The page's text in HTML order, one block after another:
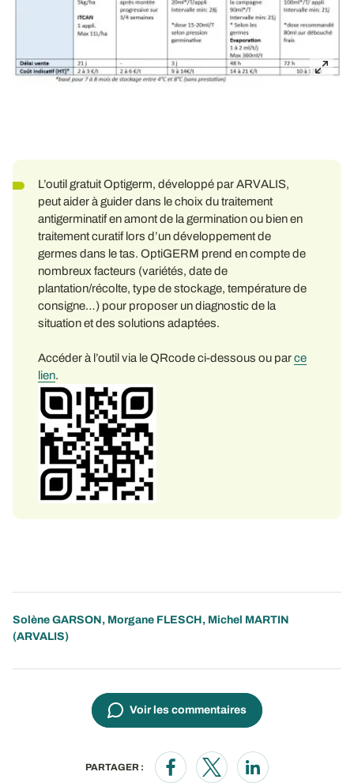
L’outil gratuit Optigerm, développé par ARVALIS,
peut aider à guider dans le choix du traitement
antigerminatif en amont de la germination ou bien en
traitement curatif lors d’un développement de
germes dans le tas. OptiGERM prend en compte de
nombreux facteurs (variétés, date de
plantation/récolte, type de stockage, température de
consigne…) pour proposer un diagnostic de la
situation et des solutions adaptées.
Accéder à l’outil via le QRcode ci-dessous ou parce
lien.
Solène GARSON, Morgane FLESCH, Michel MARTIN
(ARVALIS)
Voir les commentaires
PARTAGER :
Opens in a new window
Opens in a new window
Opens in a new